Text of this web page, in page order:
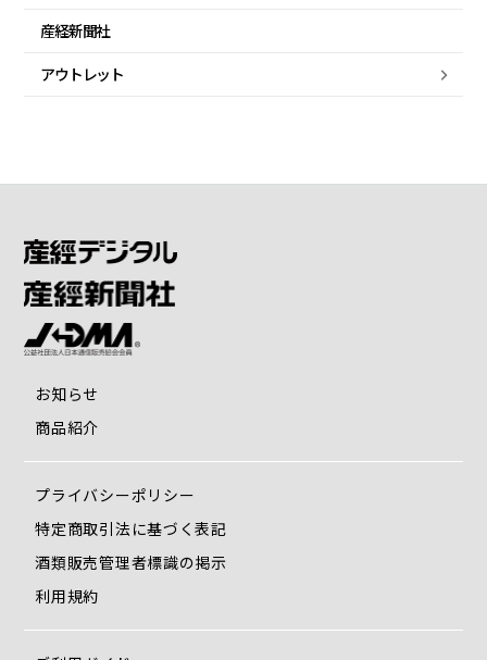
産経新聞社
アウトレット
お知らせ
商品紹介
プライバシーポリシー
特定商取引法に基づく表記
酒類販売管理者標識の掲示
利用規約